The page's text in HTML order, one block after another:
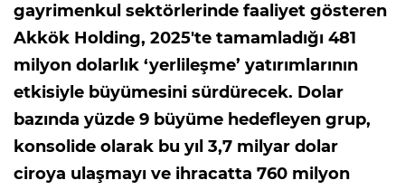
gayrimenkul sektörlerinde faaliyet gösteren
Akkök Holding, 2025'te tamamladığı 481
milyon dolarlık ‘yerlileşme’ yatırımlarının
etkisiyle büyümesini sürdürecek. Dolar
bazında yüzde 9 büyüme hedefleyen grup,
konsolide olarak bu yıl 3,7 milyar dolar
ciroya ulaşmayı ve ihracatta 760 milyon